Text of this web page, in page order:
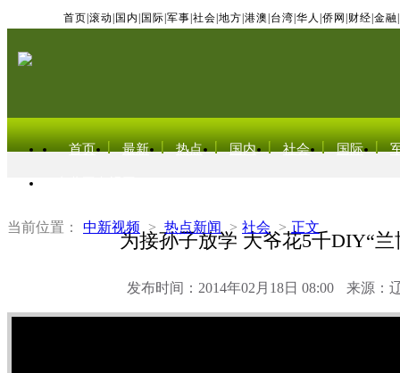
首页 滚动 国内 国际 军事 社会 地方 港澳 台湾 华人 侨网 财经 金融
首页 最新 热点 国内 社会 国际
当前位置： 中新视频 > 热点新闻 > 社会 > 正文
为接孙子放学 大爷花5千DIY“兰
发布时间：2014年02月18日 08:00 来源：